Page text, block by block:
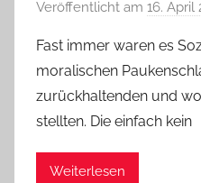
Veröffentlicht am 16. April
Fast immer waren es
moralischen
zurückhaltenden und
stellten. Die einfach kein
Weiterlesen